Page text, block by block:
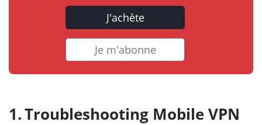
J'achète
Je m'abonne
Troubleshooting Mobile VPN